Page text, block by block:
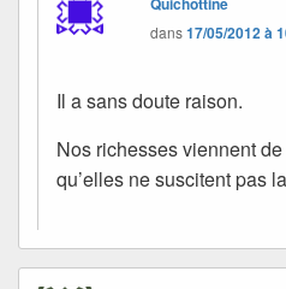
dans17/05/2012 à
Il a sans doute raison.
Nos richesses viennent
qu’elles ne suscitent pas